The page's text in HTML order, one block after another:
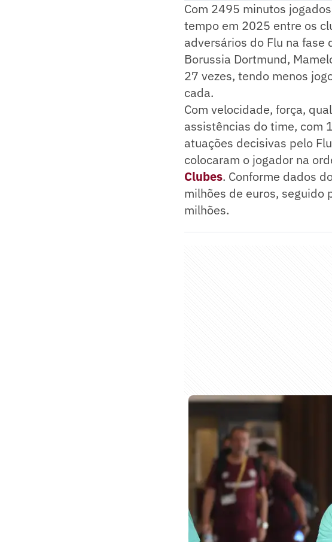
Com 2495 minutos
tempo em 2025 entre os
adversários do Flu na fase
Borussia Dortmund,
27 vezes, tendo menos
cada.
Com velocidade, força,
assistências do time, com
atuações decisivas pelo
colocaram o jogador na
Clubes. Conforme dados
milhões de euros, seguido
milhões.